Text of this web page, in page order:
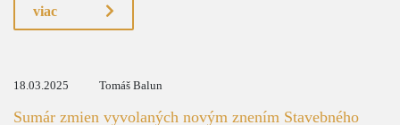
viac
18.03.2025 Tomáš Balun
Sumár zmien vyvolaných novým znením Stavebného